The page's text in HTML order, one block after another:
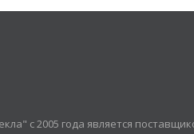
с 2005 года является